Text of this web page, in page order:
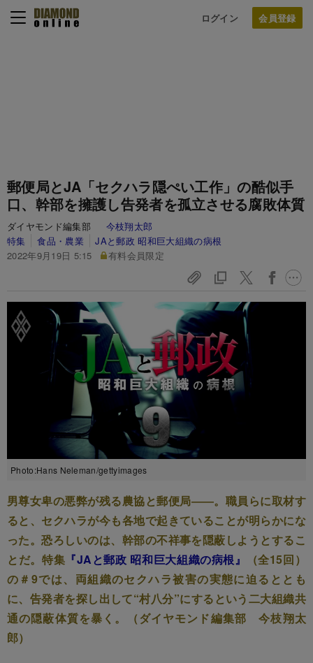
ログイン
郵便局とJA「セクハラ隠ぺい工作」の酷似手
口、幹部を擁護し告発者を孤立させる腐敗体質
ダイヤモンド編集部 今枝翔太郎
特集
食品・農業
JAと郵政 昭和巨大組織の病根
2022年9月19日 5:15
有料会員限定
Photo:Hans Neleman/gettyimages
男尊女卑の悪弊が残る農協と郵便局――。職員らに取材す
ると、セクハラが今も各地で起きていることが明らかにな
った。恐ろしいのは、幹部の不祥事を隠蔽しようとするこ
とだ。特集 『JAと郵政 昭和巨大組織の病根』
（全15回）
の＃9では、両組織のセクハラ被害の実態に迫るととも
に、告発者を探し出して“村八分”にするという二大組織共
通の隠蔽体質を暴く。（ダイヤモンド編集部 今枝翔太
郎）